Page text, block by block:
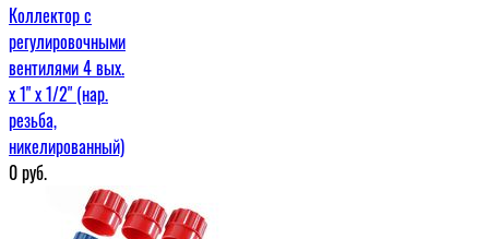
Коллектор с
регулировочными
вентилями 4 вых.
х 1" х 1/2" (нар.
резьба,
никелированный)
0руб.